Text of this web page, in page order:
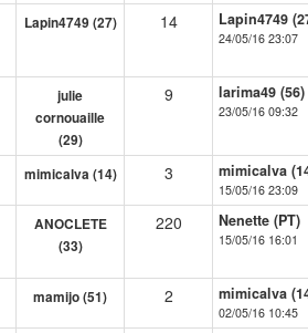
Lapin4749 (27) 14 Lapin4749
24/05/16 23:07
julie
cornouaille
(29)
9 larima49 (56)
23/05/16 09:32
mimicalva (14) 3 mimicalva
15/05/16 23:09
ANOCLETE
(33)
220 Nenette (PT)
15/05/16 16:01
mamijo (51) 2 mimicalva
02/05/16 10:45